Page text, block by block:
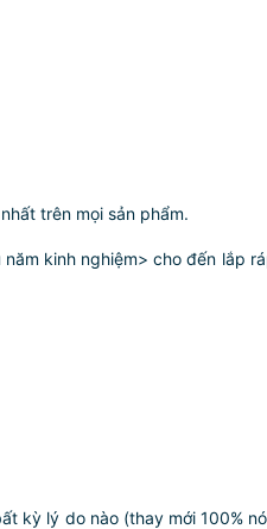
trên mọi sản phẩm.
kinh nghiệm> cho đến lắp
kỳ lý do nào (thay mới 100%